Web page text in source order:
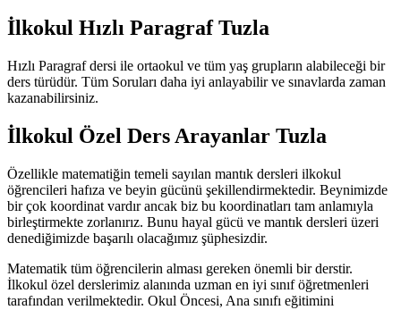
İlkokul Hızlı Paragraf Tuzla
Hızlı Paragraf dersi ile ortaokul ve tüm yaş grupların alabileceği bir
ders türüdür. Tüm Soruları daha iyi anlayabilir ve sınavlarda zaman
kazanabilirsiniz.
İlkokul Özel Ders Arayanlar Tuzla
Özellikle matematiğin temeli sayılan mantık dersleri ilkokul
öğrencileri hafıza ve beyin gücünü şekillendirmektedir. Beynimizde
bir çok koordinat vardır ancak biz bu koordinatları tam anlamıyla
birleştirmekte zorlanırız. Bunu hayal gücü ve mantık dersleri üzeri
denediğimizde başarılı olacağımız şüphesizdir.
Matematik tüm öğrencilerin alması gereken önemli bir derstir.
İlkokul özel derslerimiz alanında uzman en iyi sınıf öğretmenleri
tarafından verilmektedir. Okul Öncesi, Ana sınıfı eğitimini